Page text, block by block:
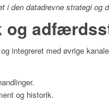
i den datadrevne strategi og
og
integreret med øvrige
og historik.